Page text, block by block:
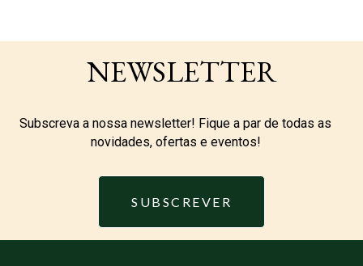
NEWSLETTER
Subscreva a nossa newsletter! Fique a par de todas as
novidades, ofertas e eventos!
SUBSCREVER